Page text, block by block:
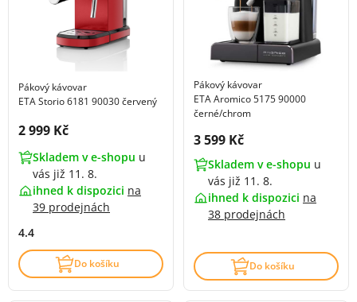
Pákový kávovar
ETA Storio 6181 90030 červený
Cena s DPH:
2 999 Kč
Skladem v e-shopu u
vás již 11. 8.
ihned k dispozici na
39 prodejnách
4.4
Do košíku
Pákový kávovar
ETA Aromico 5175 90000
černé/chrom
Cena s DPH:
3 599 Kč
Skladem v e-shopu u
vás již 11. 8.
ihned k dispozici na
38 prodejnách
Do košíku